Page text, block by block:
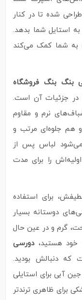
طراحی شده تا در کنار
استایل شما بدهد.
به شما کمک می‌کند
بنگ بنگ فروشگاه
جزئیات آن است.
نرم و مقاوم
هم جلوه‌ای مرتب و
می‌شود لباس پس از
را برای مدت
برای استفاده
دوستانه بسیار
گرم و در عین حال
خود هستید،دورسی
که دنبالش بودید.
آبی برای استایلی
برای ظاهری ترندتر